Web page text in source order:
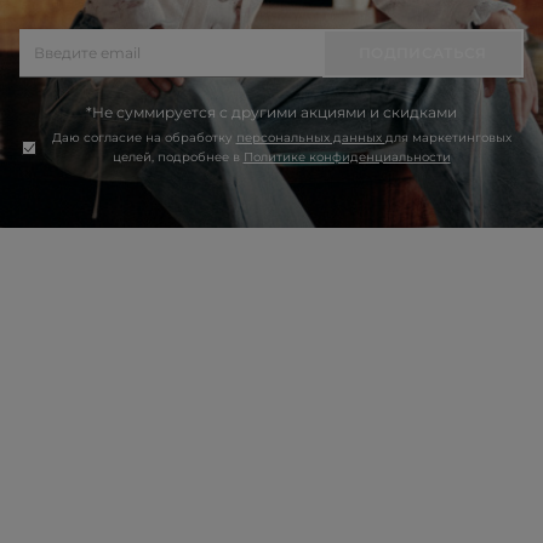
*Не суммируется с другими акциями и скидками
Даю согласие на обработку персональных данных для маркетинговых
целей, подробнее в Политике конфиденциальности